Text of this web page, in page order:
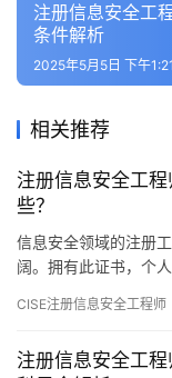
注册信息安全工
条件解析
2025年5月5日 下午1:21
相关推荐
注册信息安全工
些？
信息安全领域的注册
阔。拥有此证书，个
CISE注册信息安全工程师
注册信息安全工